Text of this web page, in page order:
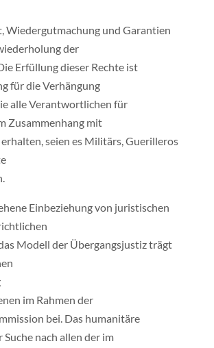
Wiedergutmachung und Garantien
der
Erfüllung dieser Rechte ist
für die Verhängung
alle Verantwortlichen für
Zusammenhang mit
seien es Militärs, Guerilleros
Einbeziehung von juristischen
Modell der Übergangsjustiz trägt
im Rahmen der
bei. Das humanitäre
nach allen der im